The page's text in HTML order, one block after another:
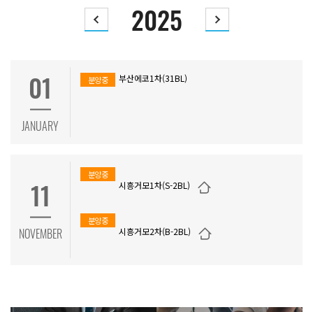
이전년도로 이동
2025
01
JANUARY
분양중 부산에코1차(31BL)
11
NOVEMBER
분양중
시흥거모1차(S-2BL)
분양중
시흥거모2차(B-2BL)